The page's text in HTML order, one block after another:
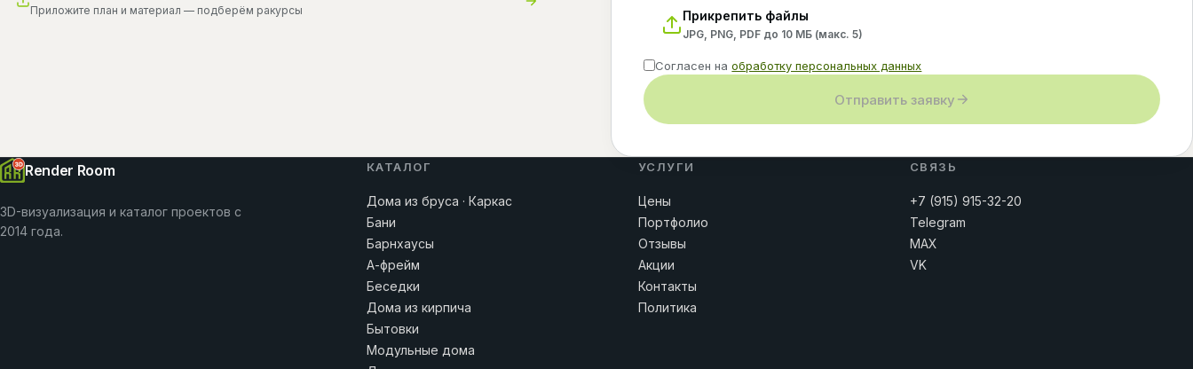
Приложите план и материал — подберём ракурсы Прикрепить файлы
JPG, PNG, PDF до 10 МБ (макс.5)
Согласен наобработку персональных данных
Отправить заявку
Render Room
3D-визуализация и каталог проектов с
2014 года.
КАТАЛОГ
Дома из бруса · Каркас
Бани
Барнхаусы
А-фрейм
Беседки
Дома из кирпича
Бытовки
Модульные дома
УСЛУГИ
Цены
Портфолио
Отзывы
Акции
Контакты
Политика
СВЯЗЬ
+7 (915) 915-32-20
Telegram
MAX
VK